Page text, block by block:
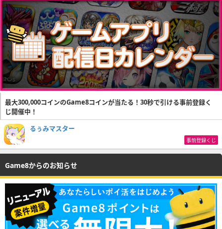
最大300,000コインのGame8コインが当たる！30秒で引ける事前登録く
じ開催中！
るぅみマスター
事前登録くじ
Game8からのお知らせ